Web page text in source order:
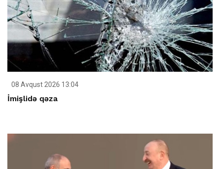
08 Avqust 2026 13:04
İmişlidə qəza